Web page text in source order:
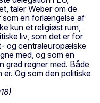
taler Weber om de
en forlængelse af
kun et religiøst rum,
liv, som det er for
og centraleuropæiske
med, og som en
grad regner med. Både
Og som den politiske